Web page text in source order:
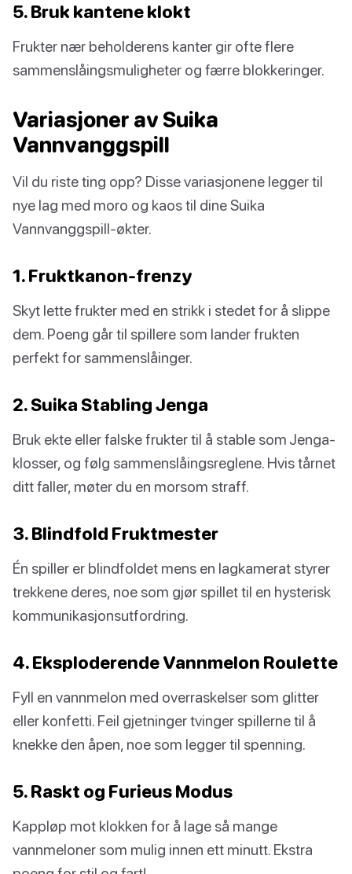
5. Bruk kantene klokt
Frukter nær beholderens kanter gir ofte flere
sammenslåingsmuligheter og færre blokkeringer.
Variasjoner av Suika
Vannvanggspill
Vil du riste ting opp? Disse variasjonene legger til
nye lag med moro og kaos til dine Suika
Vannvanggspill-økter.
1. Fruktkanon-frenzy
Skyt lette frukter med en strikk i stedet for å slippe
dem. Poeng går til spillere som lander frukten
perfekt for sammenslåinger.
2. Suika Stabling Jenga
Bruk ekte eller falske frukter til å stable som Jenga-
klosser, og følg sammenslåingsreglene. Hvis tårnet
ditt faller, møter du en morsom straff.
3. Blindfold Fruktmester
Én spiller er blindfoldet mens en lagkamerat styrer
trekkene deres, noe som gjør spillet til en hysterisk
kommunikasjonsutfordring.
4. Eksploderende Vannmelon Roulette
Fyll en vannmelon med overraskelser som glitter
eller konfetti. Feil gjetninger tvinger spillerne til å
knekke den åpen, noe som legger til spenning.
5. Raskt og Furieus Modus
Kappløp mot klokken for å lage så mange
vannmeloner som mulig innen ett minutt. Ekstra